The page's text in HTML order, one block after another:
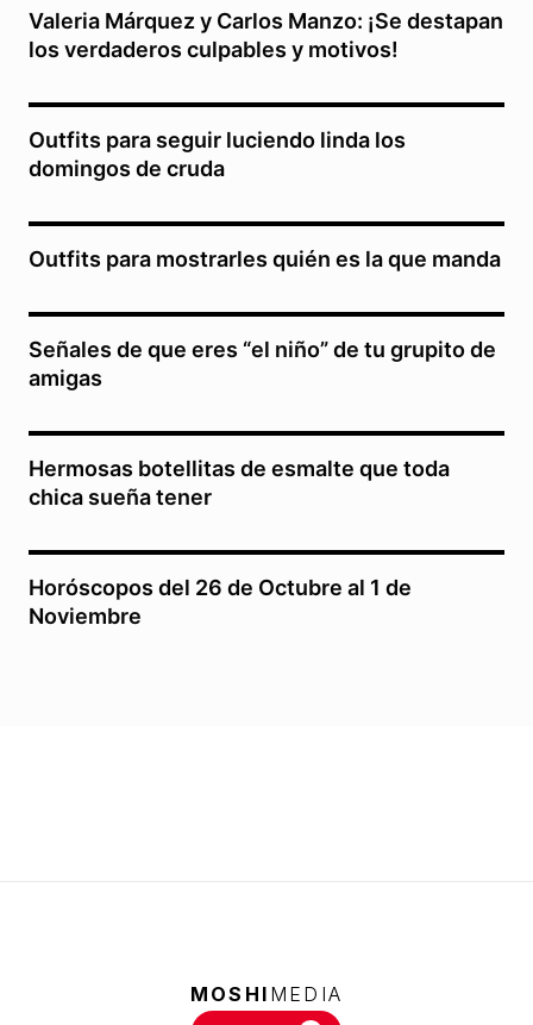
Valeria Márquez y Carlos Manzo: ¡Se destapan
los verdaderos culpables y motivos!
Outfits para seguir luciendo linda los
domingos de cruda
Outfits para mostrarles quién es la que manda
Señales de que eres “el niño” de tu grupito de
amigas
Hermosas botellitas de esmalte que toda
chica sueña tener
Horóscopos del 26 de Octubre al 1 de
Noviembre
MOSHI MEDIA